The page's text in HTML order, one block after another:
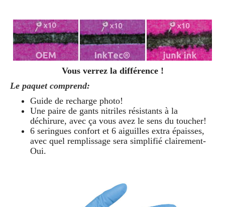
Vous verrez la différence !
Le paquet comprend:
Guide de recharge photo!
Une paire de gants nitriles résistants à la
déchirure, avec ça vous avez le sens du toucher!
6 seringues confort et 6 aiguilles extra épaisses,
avec quel remplissage sera simplifié clairement-
Oui.